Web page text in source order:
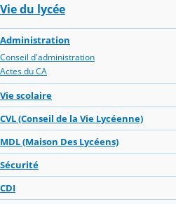
Vie du lycée
Administration
Conseil d'administration
Actes du CA
Vie scolaire
CVL (Conseil de la Vie Lycéenne)
MDL (Maison Des Lycéens)
Sécurité
CDI